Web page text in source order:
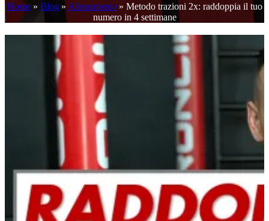
Home» Blog» Allenamento» Metodo trazioni 2x: raddoppia il tuo
numero in 4 settimane